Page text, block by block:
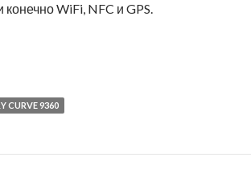
WiFi, NFC и GPS.
Curve 9360 в наличии! Цена:
CURVE 9360